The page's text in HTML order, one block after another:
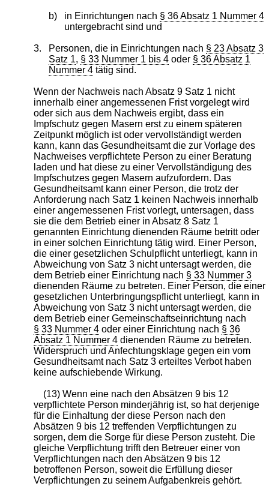
b) in Einrichtungen nach § 36 Absatz 1 Nummer 4
untergebracht sind und
3. Personen, die in Einrichtungen nach § 23 Absatz 3
Satz 1, § 33 Nummer 1 bis 4 oder § 36 Absatz 1
Nummer 4 tätig sind.
Wenn der Nachweis nach Absatz 9 Satz 1 nicht
innerhalb einer angemessenen Frist vorgelegt wird
oder sich aus dem Nachweis ergibt, dass ein
Impfschutz gegen Masern erst zu einem späteren
Zeitpunkt möglich ist oder vervollständigt werden
kann, kann das Gesundheitsamt die zur Vorlage des
Nachweises verpflichtete Person zu einer Beratung
laden und hat diese zu einer Vervollständigung des
Impfschutzes gegen Masern aufzufordern. Das
Gesundheitsamt kann einer Person, die trotz der
Anforderung nach Satz 1 keinen Nachweis innerhalb
einer angemessenen Frist vorlegt, untersagen, dass
sie die dem Betrieb einer in Absatz 8 Satz 1
genannten Einrichtung dienenden Räume betritt oder
in einer solchen Einrichtung tätig wird. Einer Person,
die einer gesetzlichen Schulpflicht unterliegt, kann in
Abweichung von Satz 3 nicht untersagt werden, die
dem Betrieb einer Einrichtung nach § 33 Nummer 3
dienenden Räume zu betreten. Einer Person, die einer
gesetzlichen Unterbringungspflicht unterliegt, kann in
Abweichung von Satz 3 nicht untersagt werden, die
dem Betrieb einer Gemeinschaftseinrichtung nach
§ 33 Nummer 4oder einer Einrichtung nach § 36
Absatz 1 Nummer 4dienenden Räume zu betreten.
Widerspruch und Anfechtungsklage gegen ein vom
Gesundheitsamt nach Satz 3 erteiltes Verbot haben
keine aufschiebende Wirkung.
(13) Wenn eine nach den Absätzen 9 bis 12
verpflichtete Person minderjährig ist, so hat derjenige
für die Einhaltung der diese Person nach den
Absätzen 9 bis 12 treffenden Verpflichtungen zu
sorgen, dem die Sorge für diese Person zusteht. Die
gleiche Verpflichtung trifft den Betreuer einer von
Verpflichtungen nach den Absätzen 9 bis 12
betroffenen Person, soweit die Erfüllung dieser
Verpflichtungen zu seinem Aufgabenkreis gehört.